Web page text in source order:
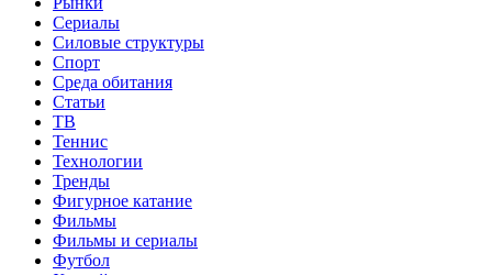
Сериалы
Силовые структуры
Спорт
Среда обитания
Статьи
ТВ
Теннис
Технологии
Тренды
Фигурное катание
Фильмы
Фильмы и сериалы
Футбол